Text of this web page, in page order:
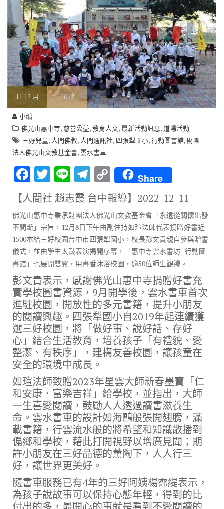
11 12 月 2022
小編
佛光山惠中寺,慈善公益,教育人文,最新活動訊息,道場活動
三好兒童, 人間佛教, 人間通訊社, 四張犁國小,行動圖書館, 財團
法人佛光山文教基金會,雲水書車
F
ac
e
b
o
o
k
T
w
it
te
r
Li
n
e
T
el
e
gr
a
m
C
o
p
y
Li
n
k
Share
【人間社 趙志霞 台中報導】 2022-12-11
佛光山惠中寺秉承財團法人佛光山文教基金會「永遠從關懷出發
不間斷」宗旨，12月8日下午由副住持如瑄法師代表捐贈好書近
1500本給三好校園台中市四張犁國小，校長彭文貴親自參與贈書
儀式，並由學生太鼓表演揭開序幕，「惠中寺雲水書坊–行動圖
書館」也展開雙翼，用書香沐浴校園，逾50位師生觀禮。
彭文貴表示，感謝佛光山惠中寺捐贈好書充
實學校圖書資源，9月開學後，雲水書車首次
進駐校園，開放性的多元書籍，提升小朋友
的閱讀興趣。四張犁國小自2019年起連續獲
選三好校園，將「做好事、說好話、存好
心」結合生活教育，培養孩子「有禮貌、愛
整潔、有秩序」，建構友善校園，讓孩童在
安全的環境中成長。
如瑄法師致贈2023年星雲大師新春墨寶「仁
和安康．富樂吉祥」給學校，並指出，大師
一生喜愛閱讀，鼓勵人人透過讀書滋養生
命。雲水書車的設計如海鷗般張開翅膀，滿
載書籍，行雲流水般的將希望和知識散播到
偏鄉和學校，藉此打開視野以增廣見聞；期
許小朋友在三好品德的薰陶下，人人行三
好，讓世界更美好。
隨書車服務已有4年的三好阿姨楊霈緹表示，
為孩子說故事可以保持心態年輕，得到的比